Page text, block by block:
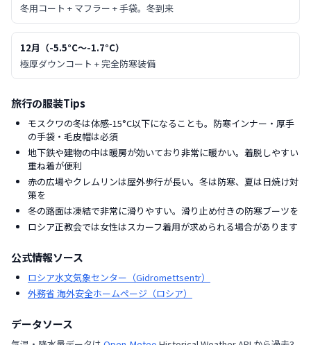
冬用コート + マフラー + 手袋。冬到来
12月 （-5.5°C〜-1.7°C）
極厚ダウンコート + 完全防寒装備
旅行の服装Tips
モスクワの冬は体感-15°C以下になることも。防寒インナー・厚手
の手袋・毛皮帽は必須
地下鉄や建物の中は暖房が効いており非常に暖かい。着脱しやすい
重ね着が便利
赤の広場やクレムリンは屋外歩行が長い。冬は防寒、夏は日焼け対
策を
冬の路面は凍結で非常に滑りやすい。滑り止め付きの防寒ブーツを
ロシア正教会では女性はスカーフ着用が求められる場合があります
公式情報ソース
ロシア水文気象センター（Gidromettsentr）
外務省 海外安全ホームページ（ロシア）
データソース